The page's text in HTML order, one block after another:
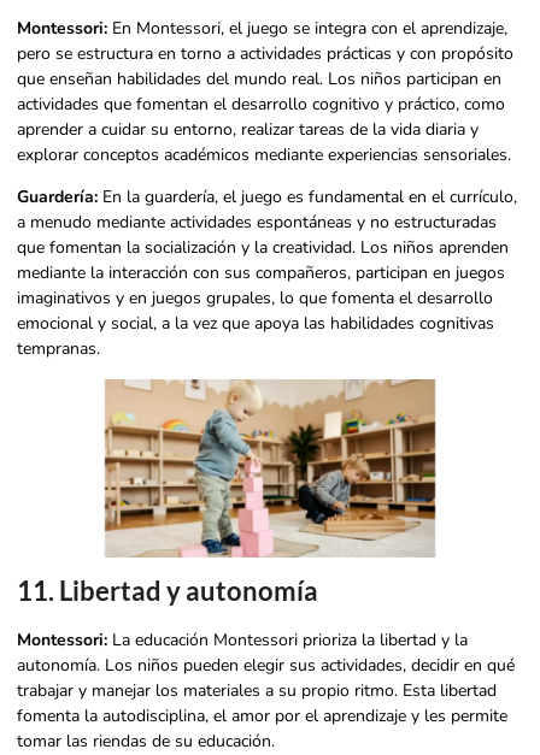
Montessori: En Montessori, el juego se integra con el aprendizaje,
pero se estructura en torno a actividades prácticas y con propósito
que enseñan habilidades del mundo real. Los niños participan en
actividades que fomentan el desarrollo cognitivo y práctico, como
aprender a cuidar su entorno, realizar tareas de la vida diaria y
explorar conceptos académicos mediante experiencias sensoriales.
Guardería: En la guardería, el juego es fundamental en el currículo,
a menudo mediante actividades espontáneas y no estructuradas
que fomentan la socialización y la creatividad. Los niños aprenden
mediante la interacción con sus compañeros, participan en juegos
imaginativos y en juegos grupales, lo que fomenta el desarrollo
emocional y social, a la vez que apoya las habilidades cognitivas
tempranas.
11. Libertad y autonomía
Montessori: La educación Montessori prioriza la libertad y la
autonomía. Los niños pueden elegir sus actividades, decidir en qué
trabajar y manejar los materiales a su propio ritmo. Esta libertad
fomenta la autodisciplina, el amor por el aprendizaje y les permite
tomar las riendas de su educación.